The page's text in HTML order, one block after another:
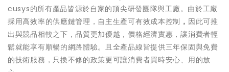
cusys的所有產品皆源於自家的頂尖研發團隊與工廠。由於工廠
採用高效率的供應鏈管理，自主生產可有效成本控制 ， 因此可推
出與競品相較之下，品質更加優越，價格經濟實惠，讓消費者輕
鬆就能享有順暢的網路體驗。且全產品線皆提供三年保固與免費
的技術服務，只換不修的政策更可讓消費者買時安心、用的放